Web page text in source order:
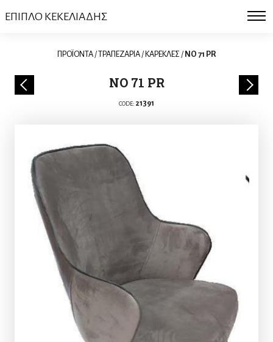
ΕΠΙΠΛΟ ΚΕΚΕΛΙΑΔΗΣ
ΠΡΟΪΟΝΤΑ/ΤΡΑΠΕΖΑΡΙΑ/ ΚΑΡΕΚΛΕΣ/ NO 71 PR
NO 71 PR
CODE: 21391